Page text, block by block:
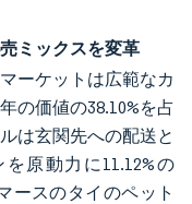
ミックスを変革
ーケットは広範なカ
の価値の38.10%を占
は玄関先への配送と
原動力に11.12%の
ースのタイのペット